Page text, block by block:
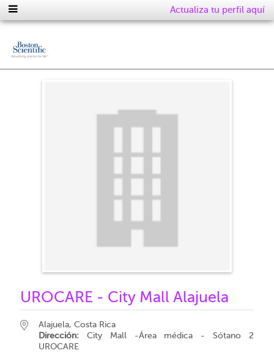
Actualiza tu perfil aquí
UROCARE - City Mall Alajuela
Alajuela, Costa Rica
Dirección:
City Mall -Área médica - Sótano 2
UROCARE